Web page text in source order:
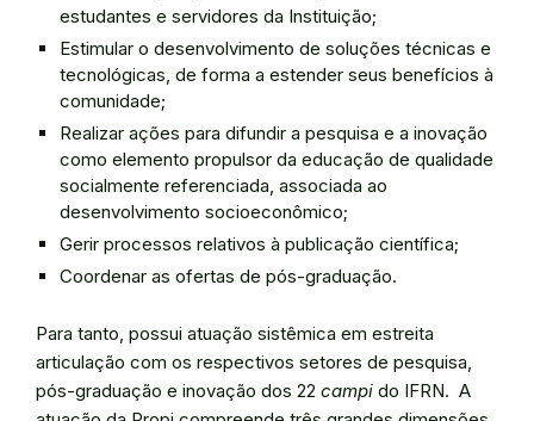
estudantes e servidores da Instituição;
Estimular o desenvolvimento de soluções técnicas e
tecnológicas, de forma a estender seus benefícios à
comunidade;
Realizar ações para difundir a pesquisa e a inovação
como elemento propulsor da educação de qualidade
socialmente referenciada, associada ao
desenvolvimento socioeconômico;
Gerir processos relativos à publicação científica;
Coordenar as ofertas de pós-graduação.
Para tanto, possui atuação sistêmica em estreita
articulação com os respectivos setores de pesquisa,
pós-graduação e inovação dos 22 campi do IFRN. A